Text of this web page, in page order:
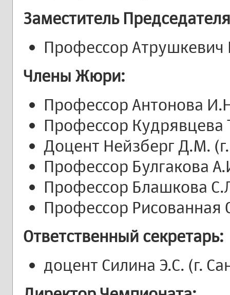
Заместитель
Профессор Атрушкевич
Члены Жюри:
Профессор Антонова
Профессор Кудрявцева
Доцент Нейзберг Д.М.
Профессор Булгакова
Профессор Блашкова
Профессор Рисованная
Ответственный секретарь:
доцент Силина Э.С. (г.